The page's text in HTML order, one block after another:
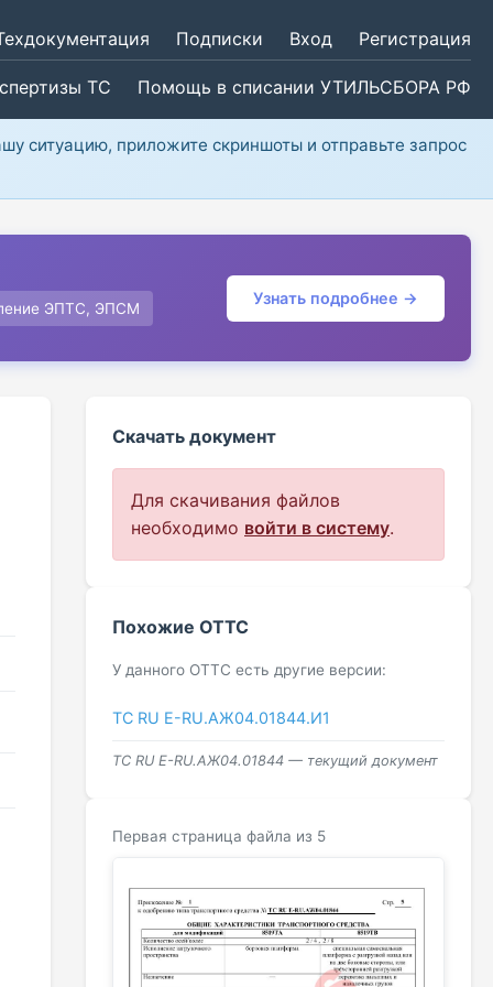
Подписки Вход Регистрация
ТС Помощь в списании УТИЛЬСБОРА РФ
ситуацию, приложите скриншоты и отправьте запрос
ЭПТС, ЭПСМ
Узнать подробнее →
Скачать документ
Для скачивания файлов
необходимо войти в систему.
Похожие ОТТС
У данного ОТТС есть другие версии:
ТС RU Е-RU.АЖ04.01844.И1
ТС RU Е-RU.АЖ04.01844 — текущий документ
Первая страница файла из 5